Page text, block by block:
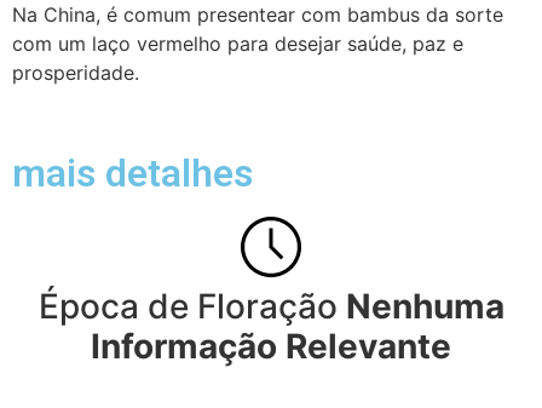
Na China, é comum presentear com bambus da sorte
com um laço vermelho para desejar saúde, paz e
prosperidade.
mais detalhes
Época de Floração Nenhuma
Informação Relevante